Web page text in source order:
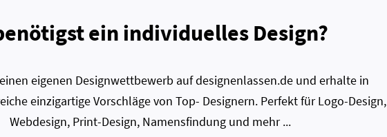
ein individuelles Design?
eigenen Designwettbewerb auf designenlassen.de und erhalte in
einzigartige Vorschläge von Top- Designern. Perfekt für Logo-Design,
Webdesign, Print-Design, Namensfindung und mehr ...